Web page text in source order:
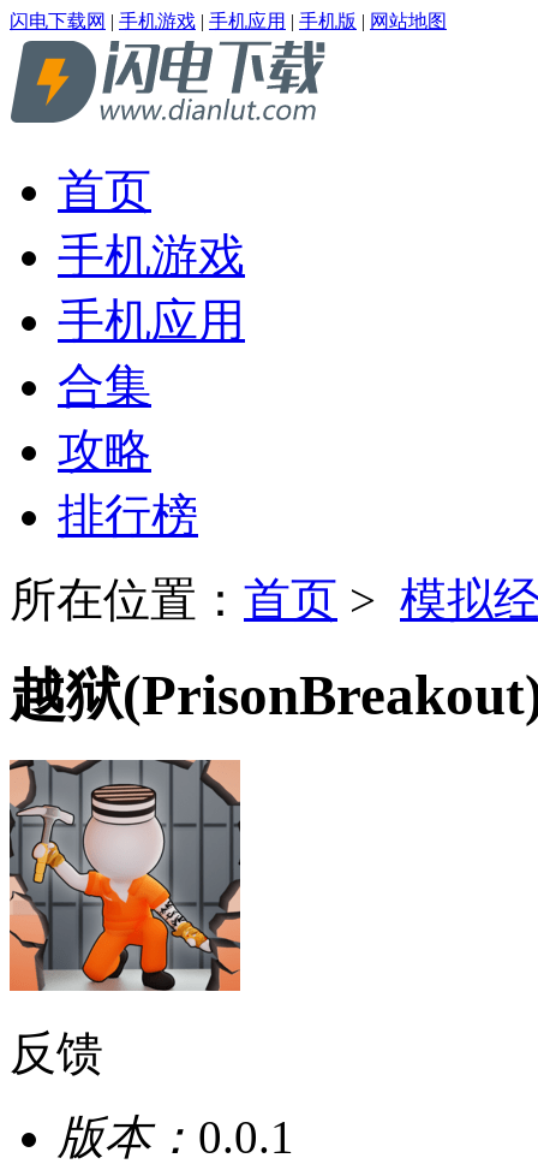
闪电下载网 | 手机游戏 | 手机应用 | 手机版 | 网站地图
首页
手机游戏
手机应用
合集
攻略
排行榜
所在位置： 首页 > 模拟
越狱
反馈
版本： 0.0.1